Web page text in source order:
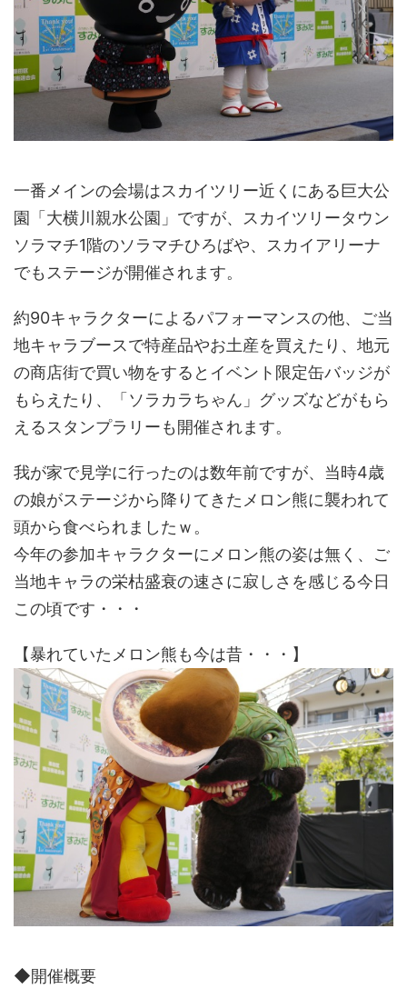
一番メインの会場はスカイツリー近くにある巨大公
園「大横川親水公園」ですが、スカイツリータウン
ソラマチ1階のソラマチひろばや、スカイアリーナ
でもステージが開催されます。
約90キャラクターによるパフォーマンスの他、ご当
地キャラブースで特産品やお土産を買えたり、地元
の商店街で買い物をするとイベント限定缶バッジが
もらえたり、「ソラカラちゃん」グッズなどがもら
えるスタンプラリーも開催されます。
我が家で見学に行ったのは数年前ですが、当時4歳
の娘がステージから降りてきたメロン熊に襲われて
頭から食べられましたｗ。
今年の参加キャラクターにメロン熊の姿は無く、ご
当地キャラの栄枯盛衰の速さに寂しさを感じる今日
この頃です・・・
【暴れていたメロン熊も今は昔・・・】
◆開催概要